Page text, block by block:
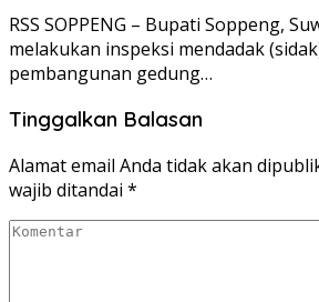
RSS SOPPENG – Bupati Soppeng,
melakukan inspeksi mendadak
pembangunan gedung…
Tinggalkan Balasan
Alamat email Anda tidak akan
wajib ditandai *